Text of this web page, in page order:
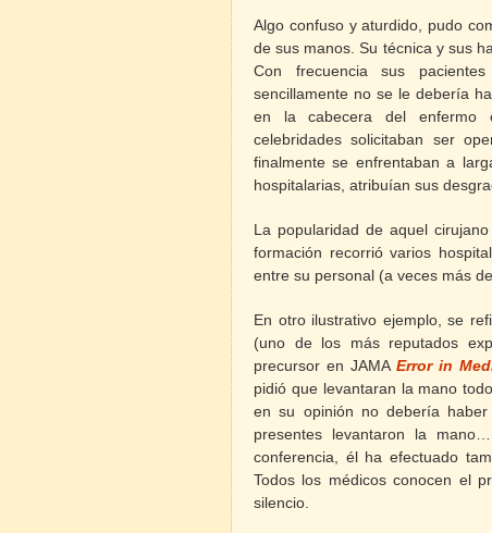
Algo confuso y aturdido, pudo
de sus manos. Su técnica y sus
Con frecuencia sus
sencillamente no se le debería
en la cabecera del enfermo
celebridades solicitaban ser
finalmente se enfrentaban a
hospitalarias, atribuían sus
La popularidad de aquel
formación recorrió varios
entre su personal (a veces más
En otro ilustrativo ejemplo, se
(uno de los más reputados
precursor en JAMA Error in
pidió que levantaran la mano
en su opinión no debería
presentes levantaron la
conferencia, él ha efectuado
Todos los médicos conocen el
silencio.